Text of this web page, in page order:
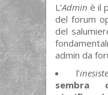
L’Admin è il
del forum
del
admin da
l’
sembra